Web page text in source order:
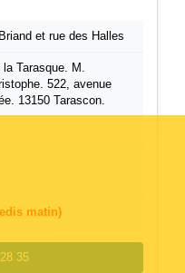
et rue des Halles
Tarasque. M.
522, avenue
13150 Tarascon.
matin)
35